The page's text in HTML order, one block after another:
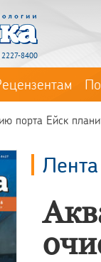
2227-8400
порта Ейск